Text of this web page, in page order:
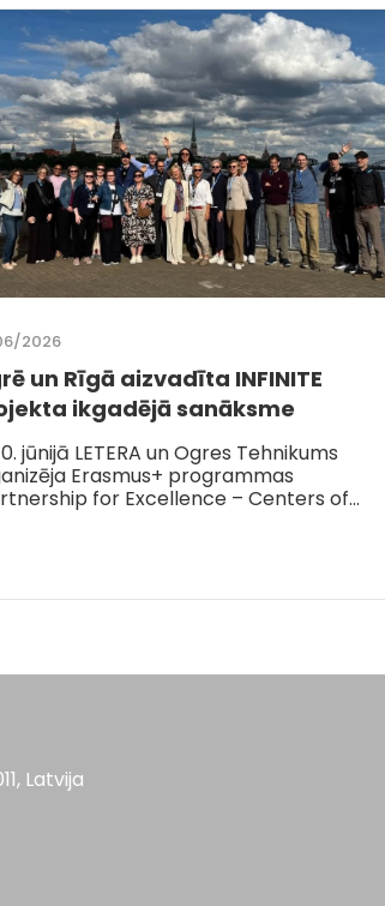
2026
un Rīgā aizvadīta INFINITE
ikgadējā sanāksme
jūnijā LETERA un Ogres Tehnikums
Erasmus+ programmas
for Excellence – Centers of…
Latvija